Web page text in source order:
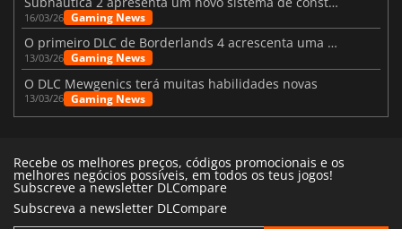
16/03/26 Gaming News
O primeiro DLC de Borderlands 4 acrescenta uma nova personagem e muito mais
13/03/26 Gaming News
O DLC Mewgenics terá muitas habilidades novas
13/03/26 Gaming News
Recebe os melhores preços, códigos promocionais e os
melhores negócios possíveis, em todos os teus jogos!
Subscreve a newsletter DLCompare
Subscreva a newsletter DLCompare